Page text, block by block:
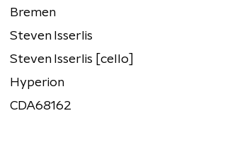
Bremen
Steven Isserlis
Steven Isserlis [cello]
Hyperion
CDA68162